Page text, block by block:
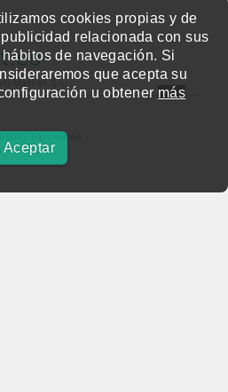
cookies propias y de
relacionada con sus
de navegación. Si
que acepta su
u obtener más
Aceptar
S.L.
Barcelona
Madrid